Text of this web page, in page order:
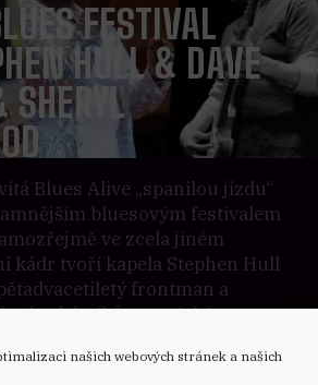
našich webových stránek a našich
FESTIVAL
HULL & DAVE
SHERYL
Blues Alive „spanilou jízdu“
bluesovým festivalem
ve zcela jiném
kádr tvoří kapela Stephen Hull
frontman a
hudebníkům, o nichž se v